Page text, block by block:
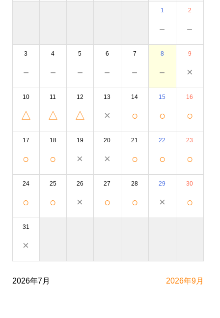
1
－
2
－
3
－
4
－
5
－
6
－
7
－
8
－
9
×
10
△
11
△
12
△
13
×
14
○
15
○
16
○
17
○
18
○
19
×
20
×
21
○
22
○
23
○
24
○
25
○
26
×
27
○
28
○
29
×
30
○
31
×
2026年7月 2026年9月